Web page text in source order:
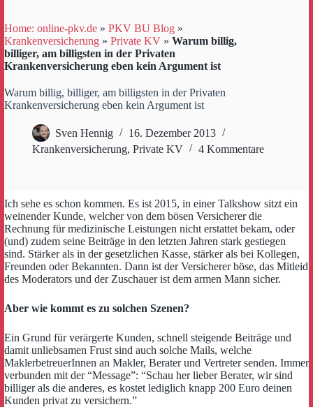
Home: online-pkv.de » PKV BU Blog »
Krankenversicherung » Private KV » Warum billig,
billiger, am billigsten in der Privaten
Krankenversicherung eben kein Argument ist
Warum billig, billiger, am billigsten in der Privaten
Krankenversicherung eben kein Argument ist
Sven Hennig
16. Dezember 2013
Krankenversicherung, Private KV 4 Kommentare
Ich sehe es schon kommen. Es ist 2015, in einer Talkshow sitzt ein
weinender Kunde, welcher von dem bösen Versicherer die
Rechnung für medizinische Leistungen nicht erstattet bekam, oder
(und) zudem seine Beiträge in den letzten Jahren stark gestiegen
sind. Stärker als in der gesetzlichen Kasse, stärker als bei Kollegen,
Freunden oder Bekannten. Dann ist der Versicherer böse, das Mitleid
des Moderators und der Zuschauer ist dem armen Mann sicher.
Aber wie kommt es zu solchen Szenen?
Ein Grund für verärgerte Kunden, schnell steigende Beiträge und
damit unliebsamen Frust sind auch solche Mails, welche
MaklerbetreuerInnen an Makler, Berater und Vertreter senden. Immer
verbunden mit der “Message”: “Schau her lieber Berater, wir sind
billiger als die anderes, es kostet lediglich knapp 200 Euro deinen
Kunden privat zu versichern.”